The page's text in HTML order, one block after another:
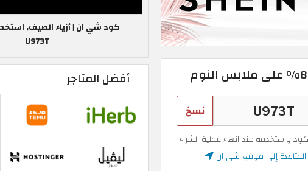
نسخ
واستخدمه عند انهاء عملية الشراء
المتابعة إلى موقع شي ان
كود شي ان | أزياء الصيف,
U973T
أفضل المتاجر